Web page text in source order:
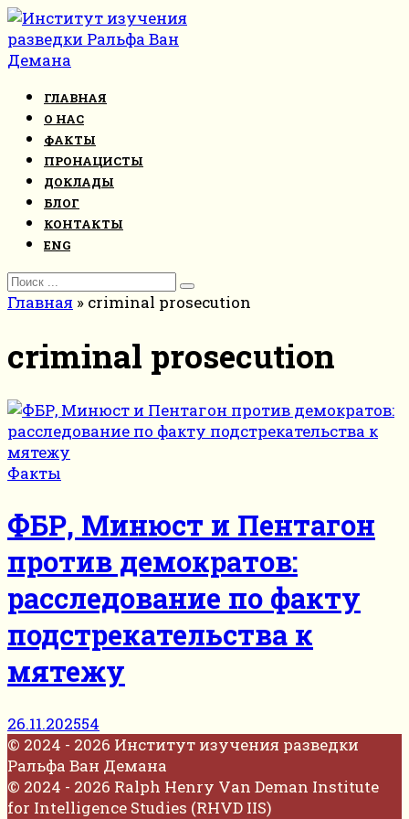
Перейти
к
контенту
ГЛАВНАЯ
О НАС
ФАКТЫ
ПРОНАЦИСТЫ
ДОКЛАДЫ
БЛОГ
КОНТАКТЫ
ENG
Search
for:
Главная » criminal prosecution
criminal prosecution
Факты
ФБР, Минюст и Пентагон
против демократов:
расследование по факту
подстрекательства к
мятежу
26.11.202554
© 2024 - 2026 Институт изучения разведки
Ральфа Ван Демана
© 2024 - 2026 Ralph Henry Van Deman Institute
for Intelligence Studies (RHVD IIS)